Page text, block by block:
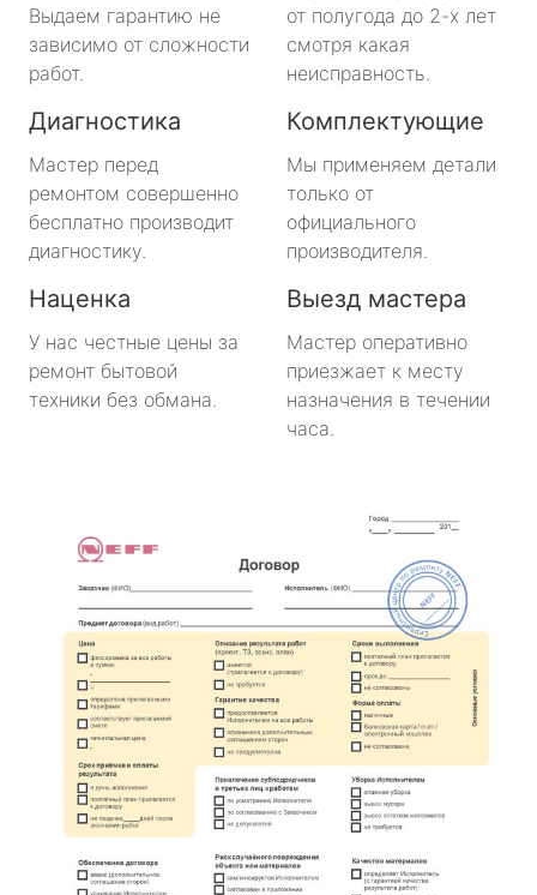
Выдаем гарантию не
зависимо от сложности
работ.
от полугода до 2-х лет
смотря какая
неисправность.
Диагностика
Мастер перед
ремонтом совершенно
бесплатно производит
диагностику.
Комплектующие
Мы применяем детали
только от
официального
производителя.
Наценка
У нас честные цены за
ремонт бытовой
техники без обмана.
Выезд мастера
Мастер оперативно
приезжает к месту
назначения в течении
часа.